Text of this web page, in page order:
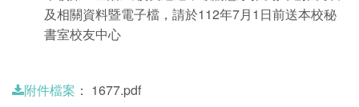
及相關資料暨電子檔，請於112年7月1日前送本校秘
書室校友中心
附件檔案 ： 1677.pdf